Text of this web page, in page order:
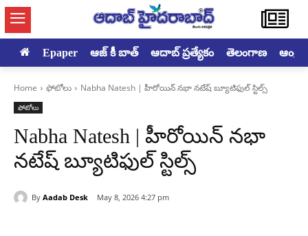
Epaper ఆజ్ కీ బాత్ ఆదాబ్ ప్రత్యేకం తెలంగాణ
Home ఫోటోలు Nabha Natesh | హీరోయిన్ నభా నటేష్ బ్యూటిఫుల్ స్టిల్స్
ఫోటోలు
Nabha Natesh | హీరోయిన్ నభా
నటేష్ బ్యూటిఫుల్ స్టిల్స్
By Aadab Desk May 8, 2026 4:27 pm